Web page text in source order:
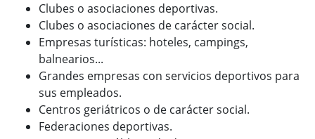
Clubes o asociaciones deportivas.
Clubes o asociaciones de carácter social.
Empresas turísticas: hoteles, campings,
balnearios...
Grandes empresas con servicios deportivos para
sus empleados.
Centros geriátricos o de carácter social.
Federaciones deportivas.